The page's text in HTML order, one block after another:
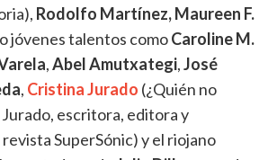
Rodolfo Martínez,Maureen F.
jóvenes talentos comoCaroline M.
,Abel Amutxategi,José
, Cristina Jurado (¿Quién no
escritora, editora y
SuperSónic) y el riojano